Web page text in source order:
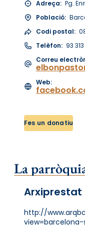
Adreça: Pg.
Població:
Codi postal:
Telèfon: 93
Correu
Web:
Fes un donatiu
La
Arxiprestat
http://